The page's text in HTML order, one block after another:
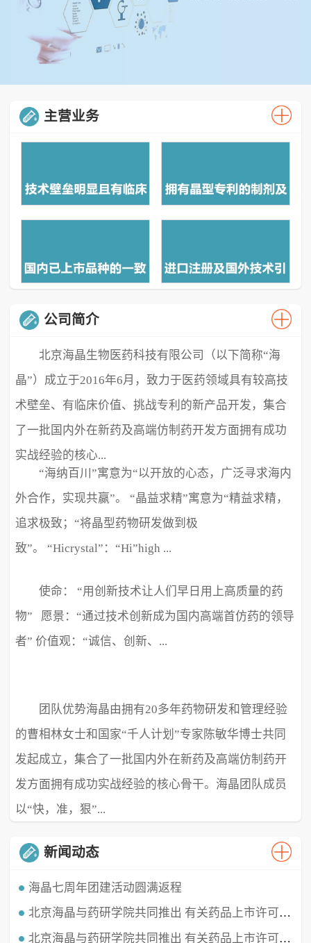
主营业务
公司简介
北京海晶生物医药科技有限公司（以下简称“海
晶”）成立于2016年6月，致力于医药领域具有较高技
术壁垒、有临床价值、挑战专利的新产品开发，集合
了一批国内外在新药及高端仿制药开发方面拥有成功
实战经验的核心...
“海纳百川”寓意为“以开放的心态，广泛寻求海内
外合作，实现共赢”。 “晶益求精”寓意为“精益求精，
追求极致；“将晶型药物研发做到极
致”。 “Hicrystal”：“Hi”high ...
使命： “用创新技术让人们早日用上高质量的药
物” 愿景：“通过技术创新成为国内高端首仿药的领导
者” 价值观：“诚信、创新、...
极致、超越” ...
团队优势海晶由拥有20多年药物研发和管理经验
的曹相林女士和国家“千人计划”专家陈敏华博士共同
发起成立，集合了一批国内外在新药及高端仿制药开
发方面拥有成功实战经验的核心骨干。海晶团队成员
以“快，准，狠”...
新闻动态
海晶七周年团建活动圆满返程
时光穿梭，白驹过隙，海晶已经七周岁啦！这七年我们携手同行，履践致远，砥砺深耕。值此海晶周年庆典之北京海晶与药研学院共同推出 有关药品上市许可持有人（MAH）的直播课程
北京海晶生物医药科技有限公司董事长兼总经理曹相林女士再次受邀做客药研学院直播间，对药品上市许可持有
北京海晶与药研学院共同推出 有关药品上市许可持有人（MAH）的直播课程